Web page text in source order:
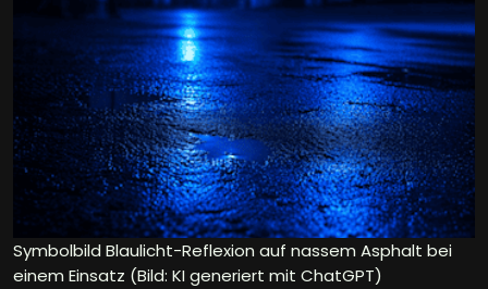
Symbolbild Blaulicht-Reflexion auf nassem Asphalt bei
einem Einsatz (Bild: KI generiert mit ChatGPT)